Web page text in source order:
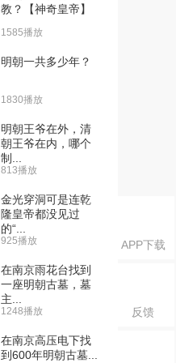
APP下载
反馈
教？【神奇皇帝】
1585播放
明朝一共多少年？
1830播放
明朝王爷在外，清
朝王爷在内，哪个
制...
813播放
金光穿洞可是连乾
隆皇帝都没见过
的“...
925播放
在南京雨花台找到
一座明朝古墓，墓
主...
1248播放
在南京高压电下找
到600年明朝古墓...